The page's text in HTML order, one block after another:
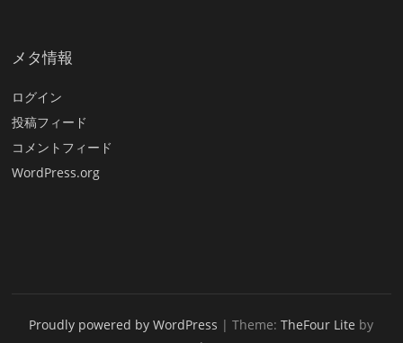
メタ情報
ログイン
投稿フィード
コメントフィード
WordPress.org
Proudly powered by WordPress |Theme:TheFour Lite by